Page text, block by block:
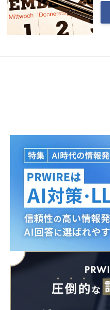
English